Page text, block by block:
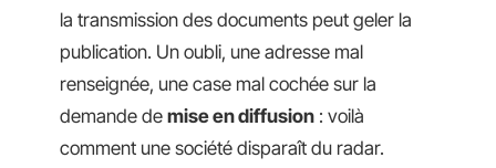
la transmission des documents peut geler la
publication. Un oubli, une adresse mal
renseignée, une case mal cochée sur la
demande de mise en diffusion : voilà
comment une société disparaît du radar.